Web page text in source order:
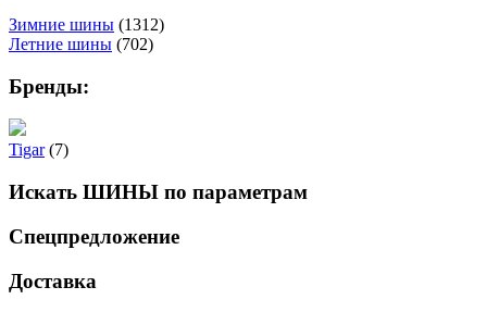
Зимние шины (1312)
Летние шины (702)
Бренды:
Tigar (7)
Искать ШИНЫ по параметрам
Спецпредложение
Доставка